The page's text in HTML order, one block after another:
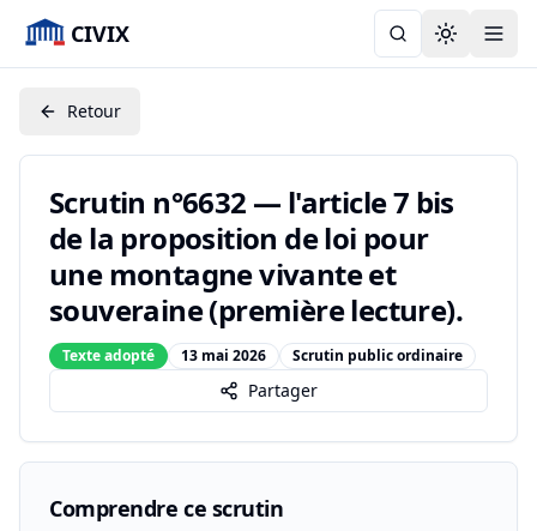
CIVIX Toggle
Retour
Scrutin n°6632 — l'article 7 bis
de la proposition de loi pour
une montagne vivante et
souveraine (première lecture).
Texte adopté 13 mai 2026 Scrutin public ordinaire
Partager
Comprendre ce scrutin